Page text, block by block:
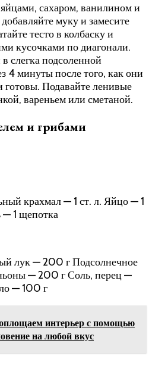
сахаром, ванилином и
муку и замесите
тесто в колбаску и
кусочками по диагонали.
слегка подсоленной
4 минуты после того, как они
готовы. Подавайте ленивые
вареньем или сметаной.
и грибами
крахмал — 1 ст. л. Яйцо — 1
1 щепотка
лук — 200 г Подсолнечное
— 200 г Соль, перец —
— 100 г
интерьер с помощью
на любой вкус